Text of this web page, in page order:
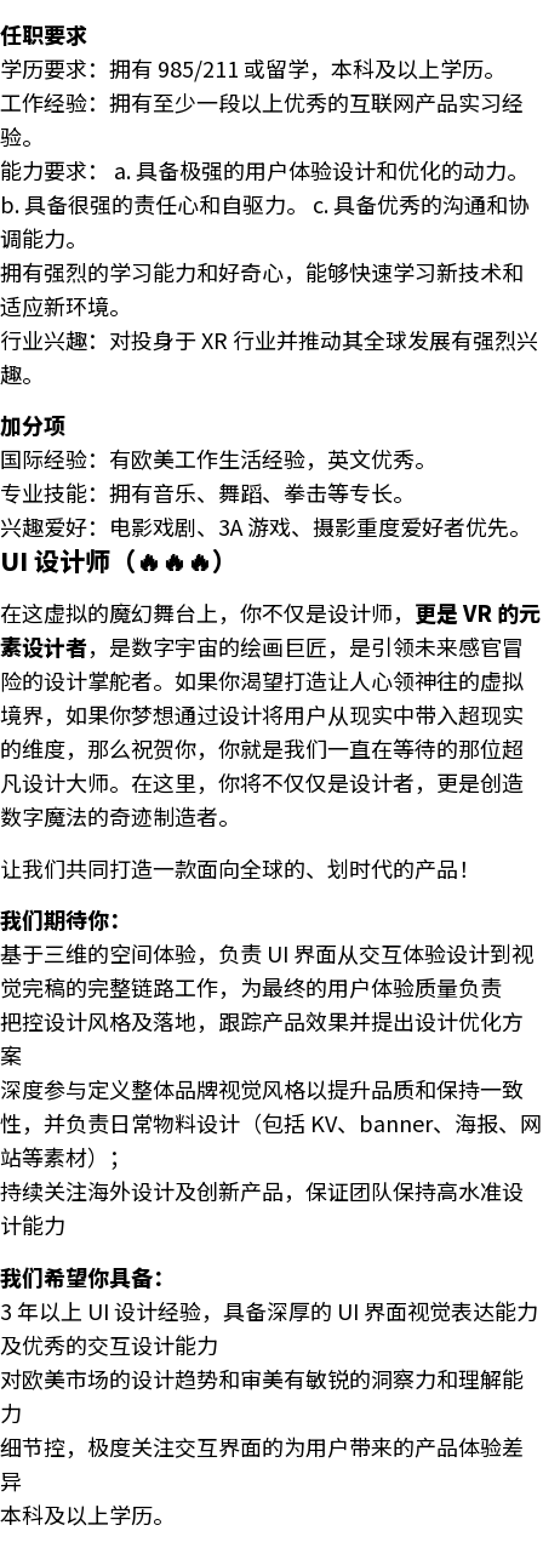
任职要求
学历要求：拥有 985/211 或留学，本科及以上学历。
工作经验：拥有至少一段以上优秀的互联网产品实习经
验。
能力要求： a. 具备极强的用户体验设计和优化的动力。
b. 具备很强的责任心和自驱力。 c. 具备优秀的沟通和协
调能力。
拥有强烈的学习能力和好奇心，能够快速学习新技术和
适应新环境。
行业兴趣：对投身于 XR 行业并推动其全球发展有强烈兴
趣。
加分项
国际经验：有欧美工作生活经验，英文优秀。
专业技能：拥有音乐、舞蹈、拳击等专长。
兴趣爱好：电影戏剧、3A 游戏、摄影重度爱好者优先。
UI 设计师（🔥🔥🔥）
在这虚拟的魔幻舞台上，你不仅是设计师， 更是 VR 的元
素设计者，是数字宇宙的绘画巨匠，是引领未来感官冒
险的设计掌舵者。如果你渴望打造让人心领神往的虚拟
境界，如果你梦想通过设计将用户从现实中带入超现实
的维度，那么祝贺你，你就是我们一直在等待的那位超
凡设计大师。在这里，你将不仅仅是设计者，更是创造
数字魔法的奇迹制造者。
让我们共同打造一款面向全球的、划时代的产品！
我们期待你：
基于三维的空间体验，负责 UI 界面从交互体验设计到视
觉完稿的完整链路工作，为最终的用户体验质量负责
把控设计风格及落地，跟踪产品效果并提出设计优化方
案
深度参与定义整体品牌视觉风格以提升品质和保持一致
性，并负责日常物料设计（包括 KV、banner、海报、网
站等素材）；
持续关注海外设计及创新产品，保证团队保持高水准设
计能力
我们希望你具备：
3 年以上 UI 设计经验，具备深厚的 UI 界面视觉表达能力
及优秀的交互设计能力
对欧美市场的设计趋势和审美有敏锐的洞察力和理解能
力
细节控，极度关注交互界面的为用户带来的产品体验差
异
本科及以上学历。